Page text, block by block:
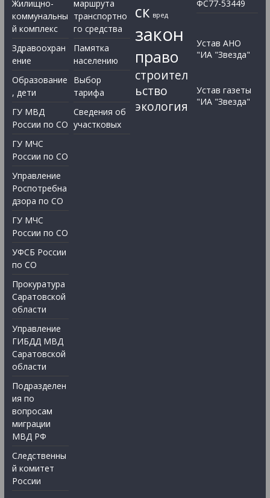
Жилищно-
коммунальны
й комплекс
Здравоохран
ение
Образование
, дети
ГУ МВД
России по СО
ГУ МЧС
России по СО
Управление
Роспотребна
дзора по СО
ГУ МЧС
России по СО
УФСБ России
по СО
Прокуратура
Саратовской
области
Управление
ГИБДД МВД
Саратовской
области
Подразделен
ия по
вопросам
миграции
МВД РФ
Следственны
й комитет
России
маршрута
транспортно
го средства
Памятка
населению
Выбор
тарифа
Сведения об
участковых
ск вред
закон
право
строител
ьство
экология
ФС77-53449
Устав АНО
"ИА "Звезда"
Устав газеты
"ИА "Звезда"